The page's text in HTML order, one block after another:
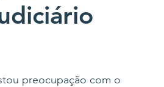
preocupação com o